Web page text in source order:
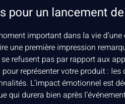
pour un lancement
important dans la vie
une première impression
refusent pas par rapport aux
représenter votre produit :
L’impact émotionnel est
qui durera bien après